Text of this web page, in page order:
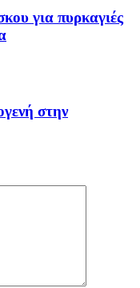
για πυρκαγιές
στην